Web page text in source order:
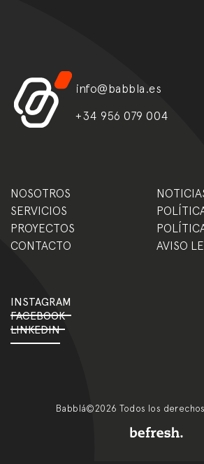
info@babbla.es
+34 956 079 004
NOSOTROS
SERVICIOS
PROYECTOS
CONTACTO
AVISO
INSTAGRAM
FACEBOOK
LINKEDIN
Babblá©2026 Todos los